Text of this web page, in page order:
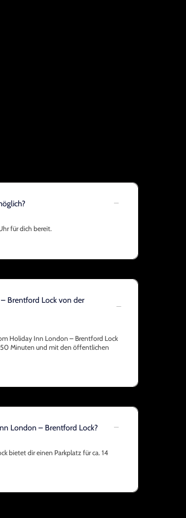
für dich bereit.
Brentford Lock von der
Holiday Inn London – Brentford Lock
Minuten und mit den öffentlichen
London – Brentford Lock?
bietet dir einen Parkplatz für ca. 14